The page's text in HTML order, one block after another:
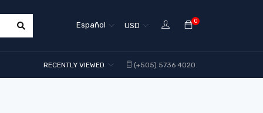
0
USD
Español
(+505) 5736 4020
RECENTLY VIEWED